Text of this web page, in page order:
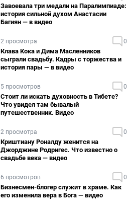
Завоевала три медали на Паралимпиаде:
история сильной духом Анастасии
Багиян — в видео
2 просмотра 0
Клава Кока и Дима Масленников
сыграли свадьбу. Кадры с торжества и
история пары — в видео
5 просмотров 0
Стоит ли искать духовность в Тибете?
Что увидел там бывалый
путешественник. Видео
2 просмотра 0
Криштиану Роналду женится на
Джорджине Родригес. Что известно о
свадьбе века — видео
6 просмотров 0
Бизнесмен-блогер служит в храме. Как
его изменила вера в Бога — видео